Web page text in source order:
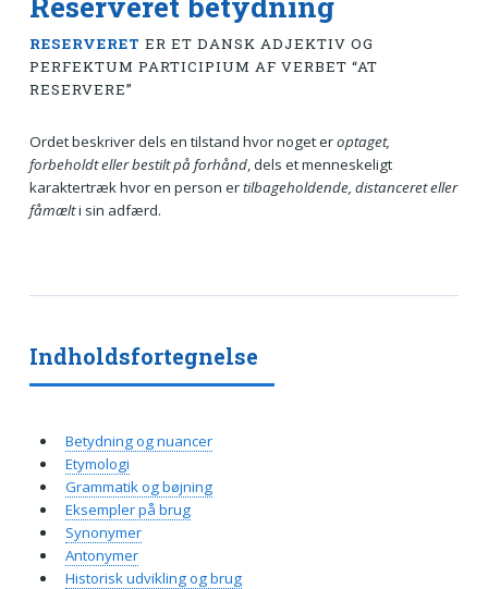
RESERVERET ER ET DANSK ADJEKTIV OG
PERFEKTUM PARTICIPIUM AF VERBET “AT
RESERVERE”
Ordet beskriver dels en tilstand hvor noget eroptaget,
forbeholdt eller bestilt på forhånd, dels et menneskeligt
karaktertræk hvor en person ertilbageholdende, distanceret eller
fåmælti sin adfærd.
Indholdsfortegnelse
Betydning og nuancer
Etymologi
Grammatik og bøjning
Eksempler på brug
Synonymer
Antonymer
Historisk udvikling og brug